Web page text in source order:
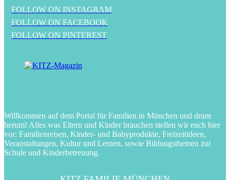
FOLLOW ON INSTAGRAM
FOLLOW ON FACEBOOK
FOLLOW ON PINTEREST
Willkommen auf dem Portal für Familien in München und drum
herum! Alles was Eltern und Kinder brauchen stellen wir euch hier
vor: Familienreisen, Kinder- und Babyprodukte, Freizeitideen,
Veranstaltungen, Kultur und Lernen, sowie Bildungsthemen zur
Schule und Kinderbetreuung.